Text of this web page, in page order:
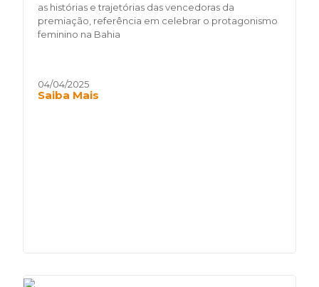
as histórias e trajetórias das vencedoras da
premiação, referência em celebrar o protagonismo
feminino na Bahia
04/04/2025
Saiba Mais